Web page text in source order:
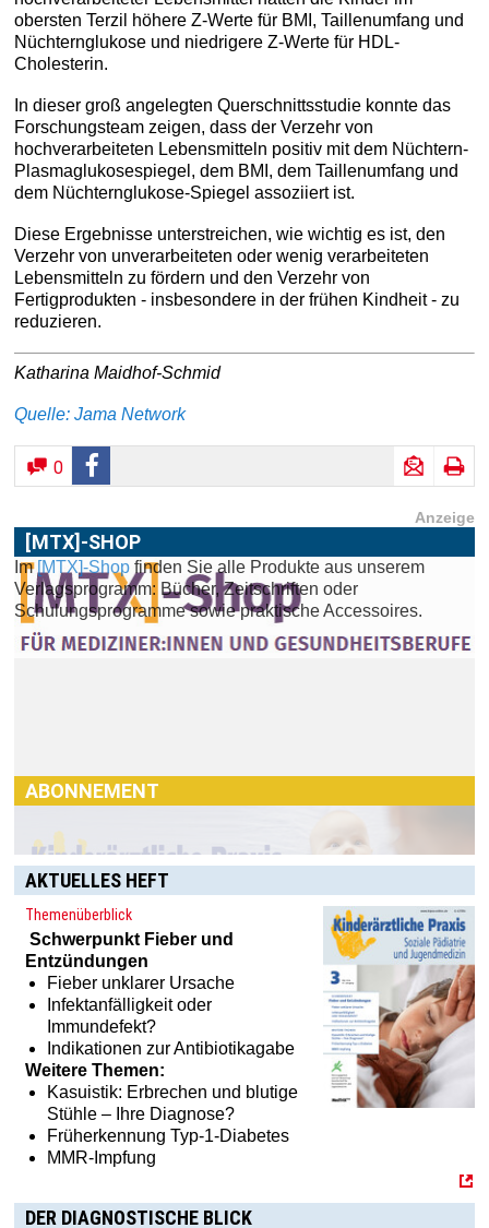
obersten Terzil höhere Z-Werte für BMI, Taillenumfang und
Nüchternglukose und niedrigere Z-Werte für HDL-
Cholesterin.
In dieser groß angelegten Querschnittsstudie konnte das
Forschungsteam zeigen, dass der Verzehr von
hochverarbeiteten Lebensmitteln positiv mit dem Nüchtern-
Plasmaglukosespiegel, dem BMI, dem Taillenumfang und
dem Nüchternglukose-Spiegel assoziiert ist.
Diese Ergebnisse unterstreichen, wie wichtig es ist, den
Verzehr von unverarbeiteten oder wenig verarbeiteten
Lebensmitteln zu fördern und den Verzehr von
Fertigprodukten - insbesondere in der frühen Kindheit - zu
reduzieren.
Katharina Maidhof-Schmid
Quelle: Jama Network
0
Anzeige
[MTX]-SHOP
Im [MTX]-Shop finden Sie alle Produkte aus unserem
Verlagsprogramm: Bücher, Zeitschriften oder
Schulungsprogramme sowie praktische Accessoires.
ABONNEMENT
Haben Sie Interesse an einem Abonnement? Dann klicken
Sie einfach hier:[MTX]-Shop
AKTUELLES HEFT
Themenüberblick
Schwerpunkt Fieber und
Entzündungen
Fieber unklarer Ursache
Infektanfälligkeit oder
Immundefekt?
Indikationen zur Antibiotikagabe
Weitere Themen:
Kasuistik: Erbrechen und blutige
Stühle – Ihre Diagnose?
Früherkennung Typ-1-Diabetes
MMR-Impfung
DER DIAGNOSTISCHE BLICK